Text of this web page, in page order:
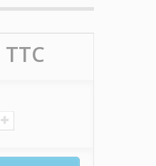
TTC